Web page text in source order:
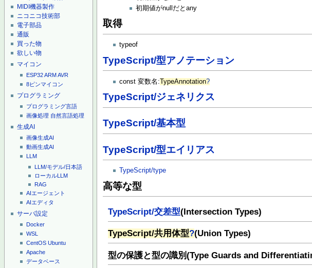
MIDI機器製作
ニコニコ技術部
電子部品
通販
買った物
欲しい物
マイコン
ESP32ARMAVR
8ピンマイコン
プログラミング
プログラミング言語
画像処理 自然言語処理
生成AI
画像生成AI
動画生成AI
LLM
LLM/モデル/日本語
ローカルLLM
RAG
AIエージェント
AIエディタ
サーバ設定
Docker
WSL
CentOS Ubuntu
Apache
データベース
初期値がnullだとany
取得
typeof
TypeScript/型アノテーション
const 変数名:TypeAnnotation?
TypeScript/ジェネリクス
TypeScript/基本型
TypeScript/型エイリアス
TypeScript/type
高等な型
TypeScript/交差型(Intersection Types)
TypeScript/共用体型?(Union Types)
型の保護と型の識別(Type Guards and